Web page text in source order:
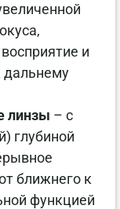
и
дальнему
линзы – с
глубиной
ближнего к
функцией